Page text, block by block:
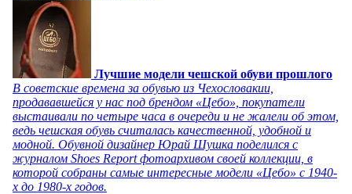
Лучшие модели чешской обуви прошлого
В советские времена за обувью из Чехословакии,
продававшейся у нас под брендом «Цебо», покупатели
выстаивали по четыре часа в очереди и не жалели об этом,
ведь чешская обувь считалась качественной, удобной и
модной. Обувной дизайнер Юрай Шушка поделился с
журналом Shoes Report фотоархивом своей коллекции, в
которой собраны самые интересные модели «Цебо» с 1940-
х до 1980-х годов.